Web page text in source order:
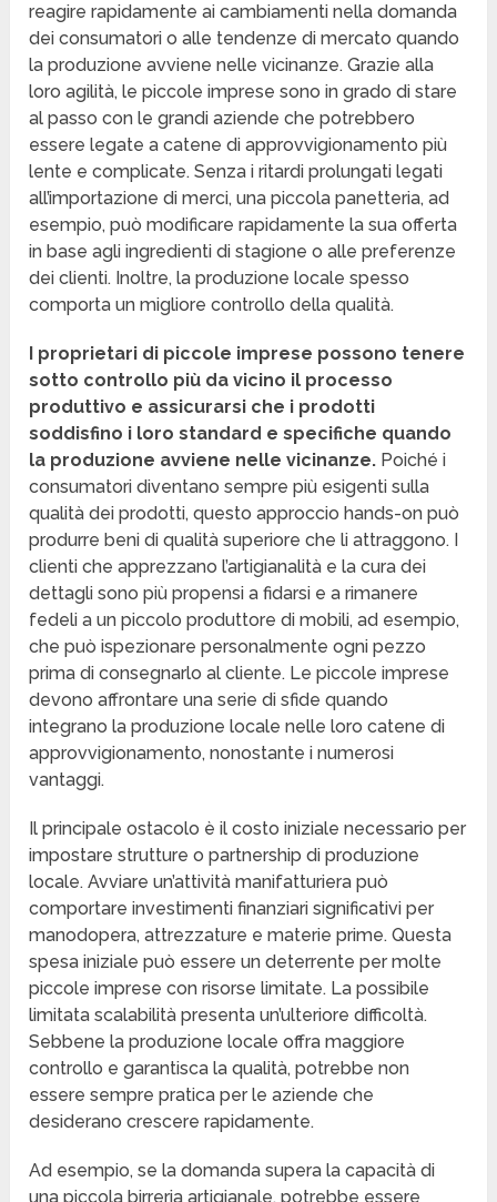
reagire rapidamente ai cambiamenti nella domanda
dei consumatori o alle tendenze di mercato quando
la produzione avviene nelle vicinanze. Grazie alla
loro agilità, le piccole imprese sono in grado di stare
al passo con le grandi aziende che potrebbero
essere legate a catene di approvvigionamento più
lente e complicate. Senza i ritardi prolungati legati
all’importazione di merci, una piccola panetteria, ad
esempio, può modificare rapidamente la sua offerta
in base agli ingredienti di stagione o alle preferenze
dei clienti. Inoltre, la produzione locale spesso
comporta un migliore controllo della qualità.
I proprietari di piccole imprese possono tenere
sotto controllo più da vicino il processo
produttivo e assicurarsi che i prodotti
soddisfino i loro standard e specifiche quando
la produzione avviene nelle vicinanze. Poiché i
consumatori diventano sempre più esigenti sulla
qualità dei prodotti, questo approccio hands-on può
produrre beni di qualità superiore che li attraggono. I
clienti che apprezzano l’artigianalità e la cura dei
dettagli sono più propensi a fidarsi e a rimanere
fedeli a un piccolo produttore di mobili, ad esempio,
che può ispezionare personalmente ogni pezzo
prima di consegnarlo al cliente. Le piccole imprese
devono affrontare una serie di sfide quando
integrano la produzione locale nelle loro catene di
approvvigionamento, nonostante i numerosi
vantaggi.
Il principale ostacolo è il costo iniziale necessario per
impostare strutture o partnership di produzione
locale. Avviare un’attività manifatturiera può
comportare investimenti finanziari significativi per
manodopera, attrezzature e materie prime. Questa
spesa iniziale può essere un deterrente per molte
piccole imprese con risorse limitate. La possibile
limitata scalabilità presenta un’ulteriore difficoltà.
Sebbene la produzione locale offra maggiore
controllo e garantisca la qualità, potrebbe non
essere sempre pratica per le aziende che
desiderano crescere rapidamente.
Ad esempio, se la domanda supera la capacità di
una piccola birreria artigianale, potrebbe essere